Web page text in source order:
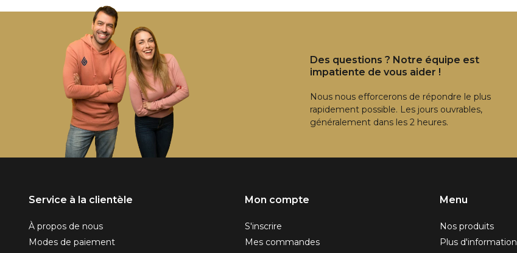
Des questions ? Notre équipe est
impatiente de vous aider !
Nous nous efforcerons de répondre le plus
rapidement possible. Les jours ouvrables,
généralement dans les 2 heures.
Service à la clientèle
À propos de nous
Modes de paiement
Mon compte
S'inscrire
Mes commandes
Menu
Nos produits
Plus d'information